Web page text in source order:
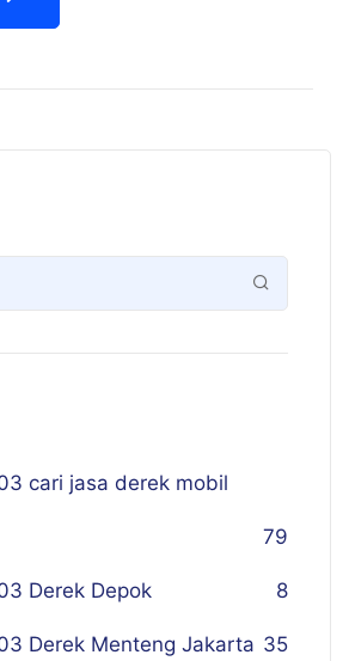
cari jasa derek mobil
79
Derek Depok 8
Derek Menteng Jakarta 35